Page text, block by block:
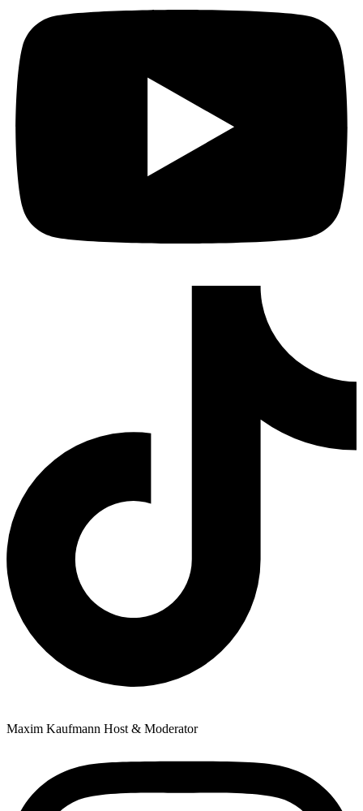
Maxim Kaufmann Host & Moderator